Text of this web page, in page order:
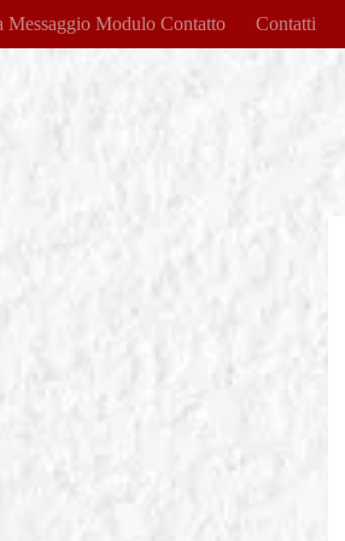
Messaggio Modulo Contatto Contatti